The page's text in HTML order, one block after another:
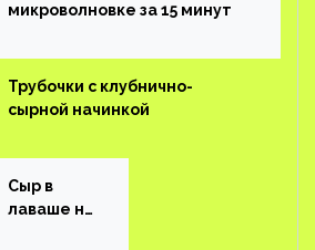
микроволновке за 15 минут
Трубочки с клубнично-
сырной начинкой
Сыр в
лаваше на